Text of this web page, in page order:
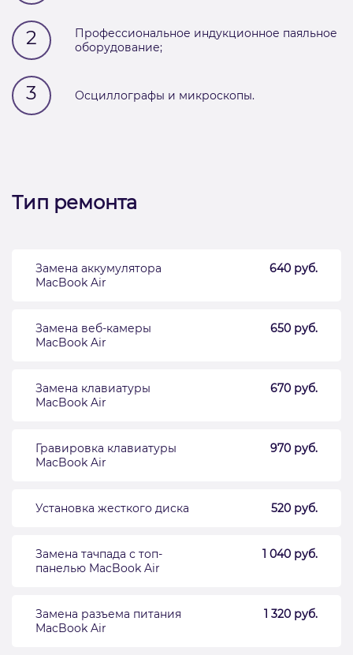
2
Профессиональное индукционное паяльное
оборудование;
3 Осциллографы и микроскопы.
Тип ремонта
Замена аккумулятора
MacBook Air
640 руб.
Замена веб-камеры
MacBook Air
650 руб.
Замена клавиатуры
MacBook Air
670 руб.
Гравировка клавиатуры
MacBook Air
970 руб.
Установка жесткого диска 520 руб.
Замена тачпада с топ-
панелью MacBook Air
1 040 руб.
Замена разъема питания
MacBook Air
1 320 руб.